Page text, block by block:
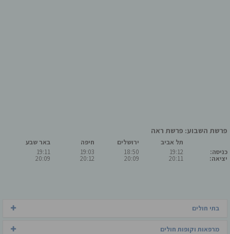
פרשת השבוע: פרשת ראה
כניסה:
יציאה:
תל אביב
19:12
20:11
ירושלים
18:50
20:09
חיפה
19:03
20:12
באר שבע
19:11
20:09
בתי חולים
מרפאות וקופות חולים